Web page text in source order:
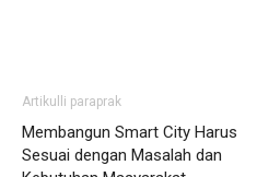
Artikulli paraprak
Membangun Smart City Harus
Sesuai dengan Masalah dan